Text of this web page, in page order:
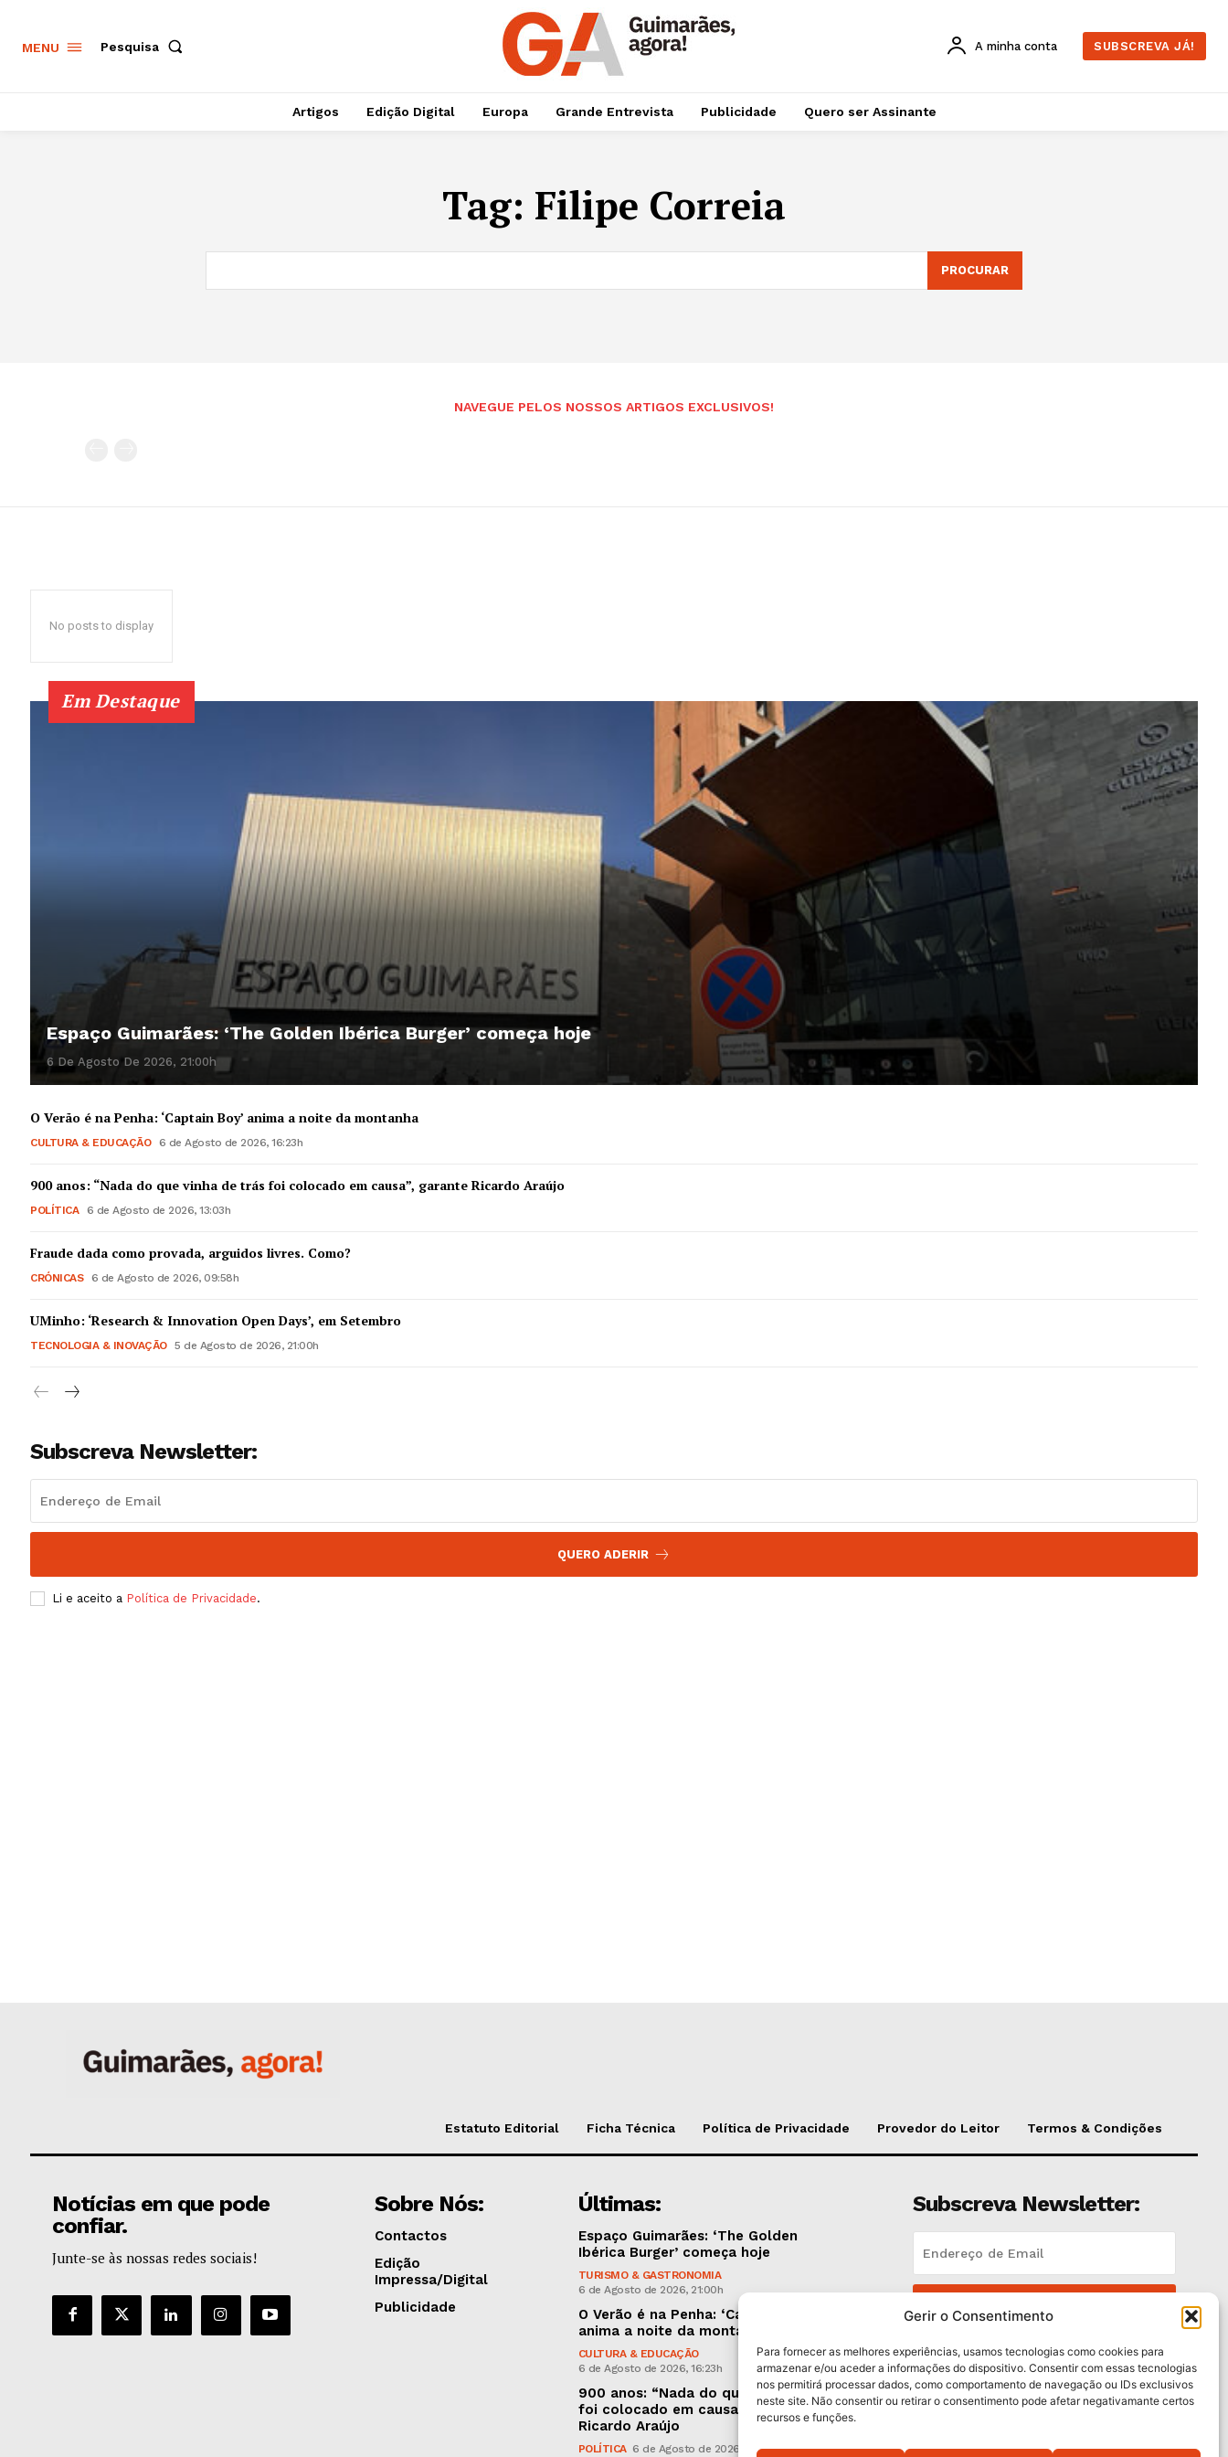
Guimarães, agora!
Gerir o Consentimento
Para fornecer as melhores experiências, usamos tecnologias como cookies para
armazenar e/ou aceder a informações do dispositivo. Consentir com essas tecnologias
nos permitirá processar dados, como comportamento de navegação ou IDs exclusivos
neste site. Não consentir ou retirar o consentimento pode afetar negativamante certos
recursos e funções.
MENU Pesquisa A minha conta SUBSCREVA JÁ!
Artigos Edição Digital Europa Grande Entrevista Publicidade Quero ser Assinante
Tag: Filipe Correia
PROCURAR
NAVEGUE PELOS NOSSOS ARTIGOS EXCLUSIVOS!
No posts to display
Em Destaque
Espaço Guimarães: ‘The Golden Ibérica Burger’ começa hoje
6 De Agosto De 2026, 21:00h
O Verão é na Penha: ‘Captain Boy’ anima a noite da montanha
CULTURA & EDUCAÇÃO 6 de Agosto de 2026, 16:23h
900 anos: “Nada do que vinha de trás foi colocado em causa”, garante Ricardo Araújo
POLÍTICA 6 de Agosto de 2026, 13:03h
Fraude dada como provada, arguidos livres. Como?
CRÓNICAS 6 de Agosto de 2026, 09:58h
UMinho: ‘Research & Innovation Open Days’, em Setembro
TECNOLOGIA & INOVAÇÃO 5 de Agosto de 2026, 21:00h
Subscreva Newsletter:
QUERO ADERIR
Li e aceito a Política de Privacidade.
Estatuto Editorial Ficha Técnica Política de Privacidade Provedor do Leitor Termos & Condições
Notícias em que pode
confiar.
Junte-se às nossas redes sociais!
Sobre Nós:
Contactos
Edição
Impressa/Digital
Publicidade
Últimas:
Espaço Guimarães: ‘The Golden
Ibérica Burger’ começa hoje
TURISMO & GASTRONOMIA
6 de Agosto de 2026, 21:00h
O Verão é na Penha: ‘Captain Boy’
anima a noite da montanha
CULTURA & EDUCAÇÃO
6 de Agosto de 2026, 16:23h
900 anos: “Nada do que vinha de trás
foi colocado em causa”, garante
Ricardo Araújo
POLÍTICA 6 de Agosto de 2026, 13:03h
Subscreva Newsletter:
Li e aceito aPolítica de Privacidade .